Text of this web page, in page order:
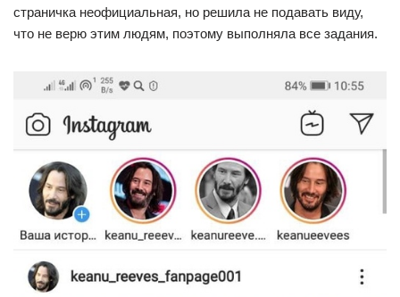
страничка неофициальная, но решила не подавать виду,
что не верю этим людям, поэтому выполняла все задания.